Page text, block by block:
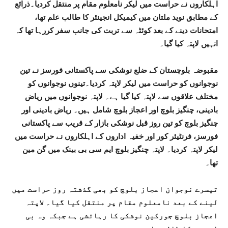
اہلکاروں نے حراست میں لیکر نامعلوم مقام پر منتقل کردیا۔ذرائع
کے مطابق نوید ملتان میں کیمیکل انجینئر کا طالب علم تھا،
امتحانات دینے کے بعد کوئٹہ سے تربت کی جانب سفر کررہا تھا کہ
انہیں لاپتہ کیا گیا۔
مقبوضہ بلوچستان کے ضلع نوشکی سے پاکستانی فورسز نے تین
نوجوانوں کو حراست میں لیکر لاپتہ کردیا۔تینوں نوجوانوں کو
مختلف علاقوں سے لاپتہ کیا گیا ہے۔ لاپتہ نوجوانوں میں ریاض
بادینی، چنگیز بلوچ اور اعجاز بلوچ شامل ہیں۔ ریاض بادینی اور
چنگیز بلوچ کو تین روز قبل نوشکی بازار کے قریب سے پاکستانی
فورسز، فرنٹیئر کور اور خفیہ اداروں کے اہلکاروں نے حراست میں
لیکر لاپتہ کردیا۔ لاپتہ چنگیز بلوچ ایم سی بی بینک میں گن مین
تھا۔
تیسرے نوجوان اعجاز بلوچ کو بھی گذشتہ روز حراست میں
لینے کے بعد نامعلوم مقام پر منتقل کیا گیا۔ لاپتہ
اعجاز بلوچ جورکین نوشکی کا رہائشی ہے جبکہ وہ بی